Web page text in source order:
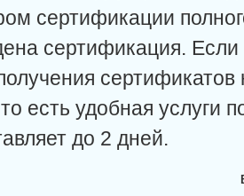
сертификации
сертификация.
есть удобная услуги
до 2 дней.